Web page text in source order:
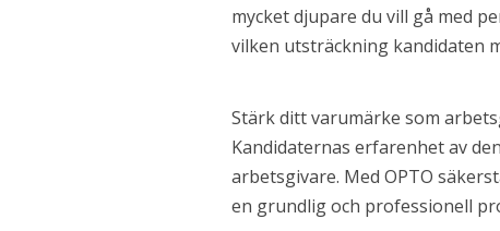
mycket djupare du vill gå med
vilken utsträckning kandidaten
Stärk ditt varumärke som
Kandidaternas erfarenhet av
arbetsgivare. Med OPTO
en grundlig och professionell
Förberedelser inför en anställningsintervju
AI-revolutionen har redan inträffat – åtminstone
Förändringar i typen av rekryteringsuppdrag vi får in
Fotbollströjfredagen